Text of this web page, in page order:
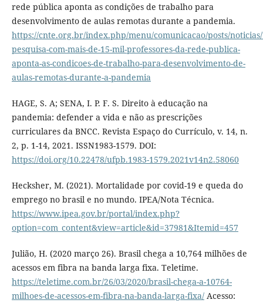
rede pública aponta as condições de trabalho para
desenvolvimento de aulas remotas durante a pandemia.
https://cnte.org.br/index.php/menu/comunicacao/posts/noticias/
pesquisa-com-mais-de-15-mil-professores-da-rede-publica-
aponta-as-condicoes-de-trabalho-para-desenvolvimento-de-
aulas-remotas-durante-a-pandemia
HAGE, S. A; SENA, I. P. F. S. Direito à educação na
pandemia: defender a vida e não as prescrições
curriculares da BNCC. Revista Espaço do Currículo, v. 14, n.
2, p. 1-14, 2021. ISSN1983-1579. DOI:
https://doi.org/10.22478/ufpb.1983-1579.2021v14n2.58060
Hecksher, M. (2021). Mortalidade por covid-19 e queda do
emprego no brasil e no mundo. IPEA/Nota Técnica.
https://www.ipea.gov.br/portal/index.php?
option=com_content&view=article&id=37981&Itemid=457
Julião, H. (2020 março 26). Brasil chega a 10,764 milhões de
acessos em fibra na banda larga fixa. Teletime.
https://teletime.com.br/26/03/2020/brasil-chega-a-10764-
milhoes-de-acessos-em-fibra-na-banda-larga-fixa/Acesso: